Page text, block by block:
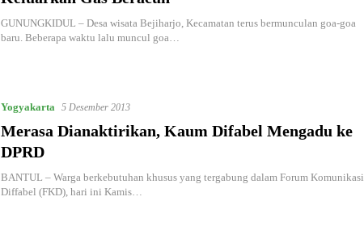
GUNUNGKIDUL – Desa wisata Bejiharjo, Kecamatan terus bermunculan goa-goa
baru. Beberapa waktu lalu muncul goa…
Yogyakarta 5 Desember 2013
Merasa Dianaktirikan, Kaum Difabel Mengadu ke
DPRD
BANTUL – Warga berkebutuhan khusus yang tergabung dalam Forum Komunikasi
Diffabel (FKD), hari ini Kamis…